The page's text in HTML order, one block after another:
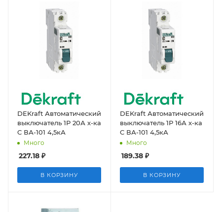
DEKraft Автоматический
выключатель 1Р 20А х-ка
C ВА-101 4,5кА
Много
227.18 ₽
В КОРЗИНУ
DEKraft Автоматический
выключатель 1Р 16А х-ка
C ВА-101 4,5кА
Много
189.38 ₽
В КОРЗИНУ